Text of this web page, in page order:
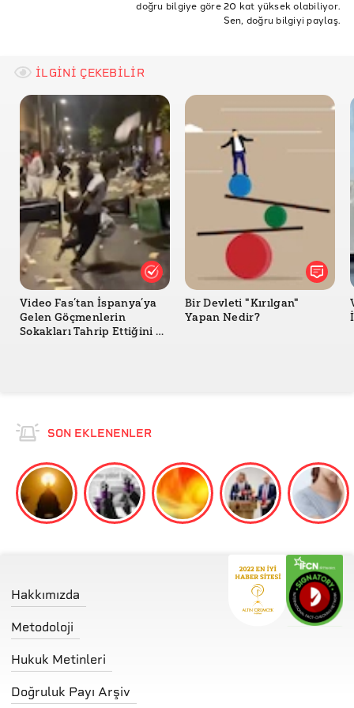
TÜİK - Tarımsal Girdi Fiyat Endeksi
Gıda Krizi
Tarımsal Destek Ödemeleri
doğru bilgiye göre 20 kat yüksek olabiliyor.
Sen, doğru bilgiyi paylaş.
İLGİNİ ÇEKEBİLİR
Video Fas’tan İspanya’ya
Gelen Göçmenlerin
Sokakları Tahrip Ettiğini mi
Bir Devleti "Kırılgan"
Yapan Nedir?
SON EKLENENLER
Hakkımızda
Metodoloji
Hukuk Metinleri
Doğruluk Payı Arşiv